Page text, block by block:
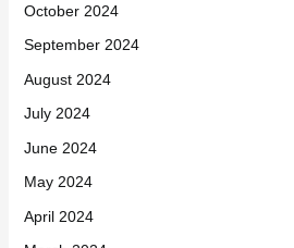
October 2024
September 2024
August 2024
July 2024
June 2024
May 2024
April 2024